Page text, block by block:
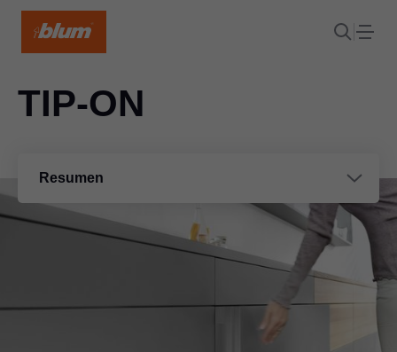
Resumen
TIP-ON